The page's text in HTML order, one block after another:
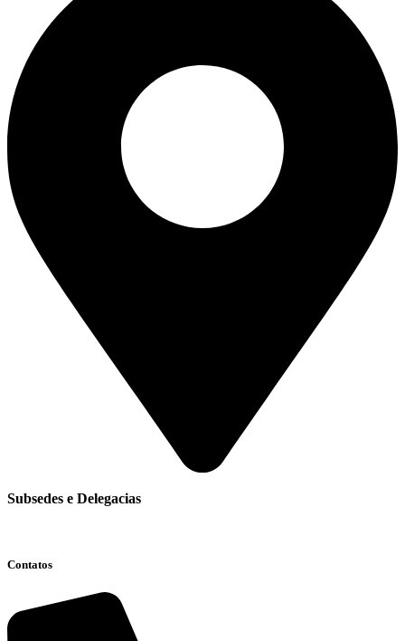
Subsedes e Delegacias
Contatos